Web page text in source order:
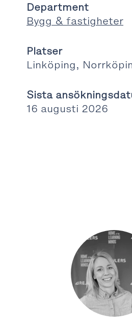
Department
Bygg & fastigheter
Platser
Linköping,
Sista
16 augusti 2026